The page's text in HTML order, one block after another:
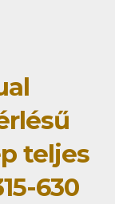
teljes
630